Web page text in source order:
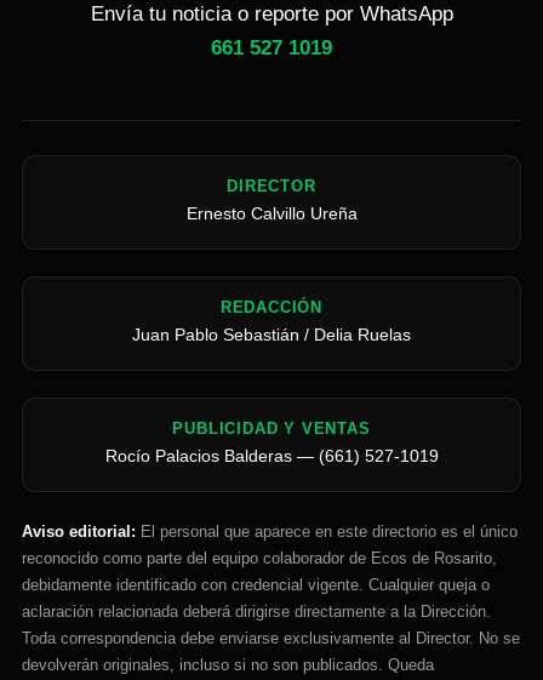
Envía tu noticia o reporte por WhatsApp
661 527 1019
DIRECTOR
Ernesto Calvillo Ureña
REDACCIÓN
Juan Pablo Sebastián / Delia Ruelas
PUBLICIDAD Y VENTAS
Rocío Palacios Balderas — (661) 527-1019
Aviso editorial: El personal que aparece en este directorio es el único
reconocido como parte del equipo colaborador de Ecos de Rosarito,
debidamente identificado con credencial vigente. Cualquier queja o
aclaración relacionada deberá dirigirse directamente a la Dirección.
Toda correspondencia debe enviarse exclusivamente al Director. No se
devolverán originales, incluso si no son publicados. Queda